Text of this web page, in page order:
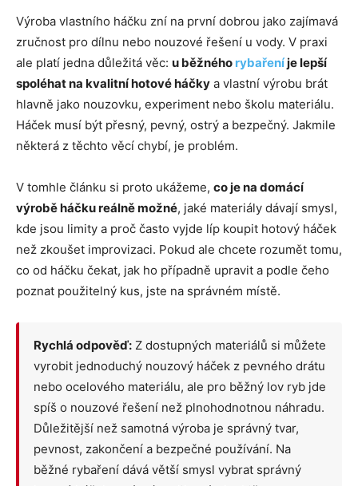
Výroba vlastního háčku zní na první dobrou jako zajímavá
zručnost pro dílnu nebo nouzové řešení u vody. V praxi
ale platí jedna důležitá věc: u běžného rybařeníje lepší
spoléhat na kvalitní hotové háčky a vlastní výrobu brát
hlavně jako nouzovku, experiment nebo školu materiálu.
Háček musí být přesný, pevný, ostrý a bezpečný. Jakmile
některá z těchto věcí chybí, je problém.
V tomhle článku si proto ukážeme, co je na domácí
výrobě háčku reálně možné, jaké materiály dávají smysl,
kde jsou limity a proč často vyjde líp koupit hotový háček
než zkoušet improvizaci. Pokud ale chcete rozumět tomu,
co od háčku čekat, jak ho případně upravit a podle čeho
poznat použitelný kus, jste na správném místě.
Rychlá odpověď: Z dostupných materiálů si můžete
vyrobit jednoduchý nouzový háček z pevného drátu
nebo ocelového materiálu, ale pro běžný lov ryb jde
spíš o nouzové řešení než plnohodnotnou náhradu.
Důležitější než samotná výroba je správný tvar,
pevnost, zakončení a bezpečné používání. Na
běžné rybaření dává větší smysl vybrat správný